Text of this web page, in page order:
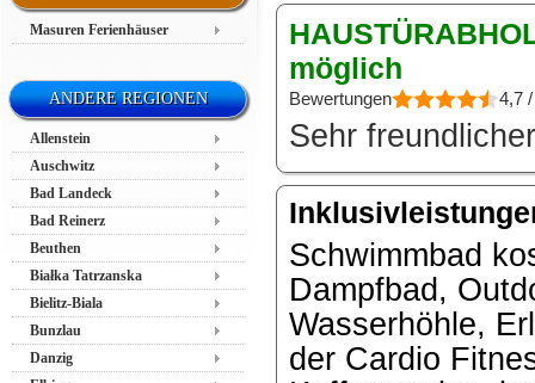
Masuren Ferienhäuser
ANDERE REGIONEN
Allenstein
Auschwitz
Bad Landeck
Bad Reinerz
Beuthen
Białka Tatrzanska
Bielitz-Biala
Bunzlau
Danzig
möglich
Bewertungen 4,7
Sehr
Schwimmbad
Dampfbad,
Wasserhöhle,
der Cardio